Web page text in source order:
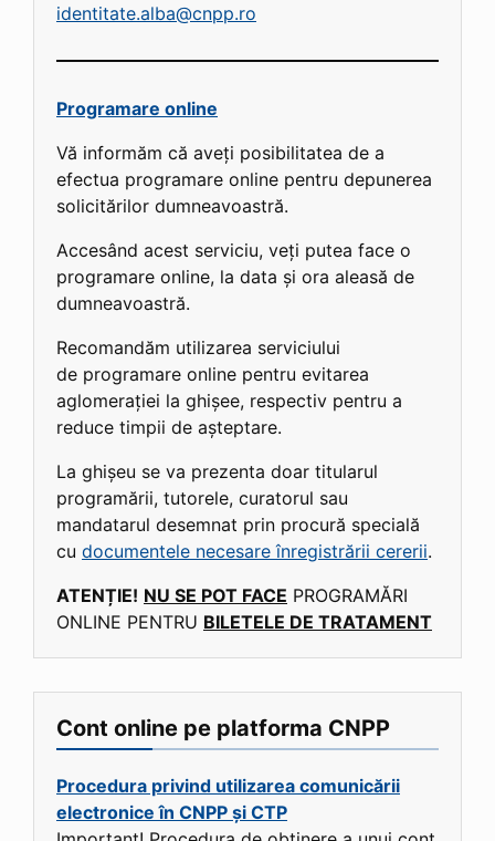
identitate.alba@cnpp.ro
Programare online
Vă informăm că aveți posibilitatea de a
efectua programare online pentru depunerea
solicitărilor dumneavoastră.
Accesând acest serviciu, veți putea face o
programare online, la data și ora aleasă de
dumneavoastră.
Recomandăm utilizarea serviciului
de programare online pentru evitarea
aglomerației la ghișee, respectiv pentru a
reduce timpii de așteptare.
La ghișeu se va prezenta doar titularul
programării, tutorele, curatorul sau
mandatarul desemnat prin procură specială
cu documentele necesare înregistrării cererii.
ATENȚIE! NU SE POT FACE PROGRAMĂRI
ONLINE PENTRU BILETELE DE TRATAMENT
Cont online pe platforma CNPP
Procedura privind utilizarea comunicării
electronice în CNPP și CTP